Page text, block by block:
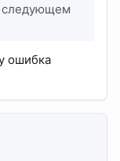
следующем
ошибка